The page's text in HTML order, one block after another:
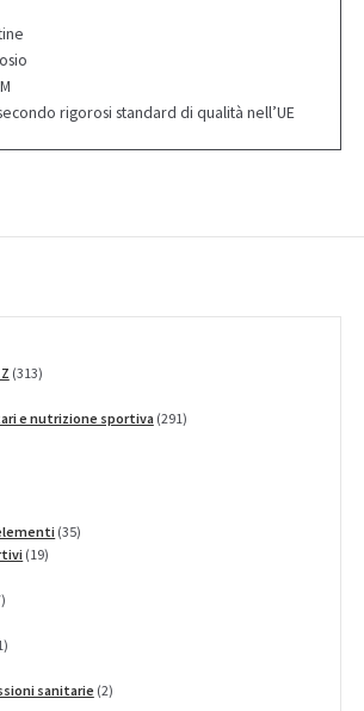
rigorosi standard di qualità nell’UE
313313
e nutrizione sportiva 291291
3535
1919
7
11
sanitarie 22